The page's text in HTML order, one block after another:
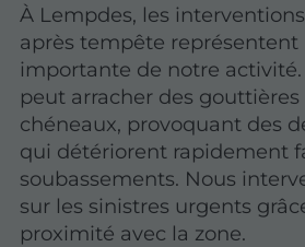
À Lempdes, les
après tempête représentent
importante de notre
peut arracher des
chéneaux, provoquant des
qui détériorent rapidement
soubassements. Nous
sur les sinistres urgents
proximité avec la zone.